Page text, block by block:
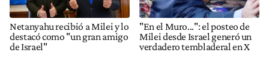
Netanyahu recibió a Milei y lo
destacó como "un gran amigo
de Israel"
"En el Muro...": el posteo de
Milei desde Israel generó un
verdadero tembladeral en X